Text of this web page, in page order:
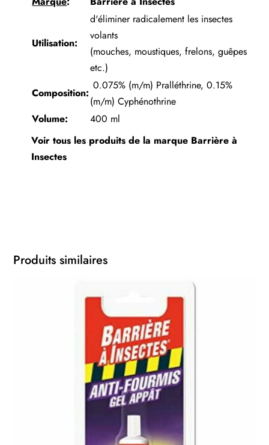
Utilisation:
d'éliminer radicalement les insectes
volants
(mouches, moustiques, frelons, guêpes
etc.)
Composition:
0.075% (m/m) Pralléthrine, 0.15%
(m/m) Cyphénothrine
Volume:
400 ml
Voir tous les produits de la marque Barrière à
Insectes
Produits similaires